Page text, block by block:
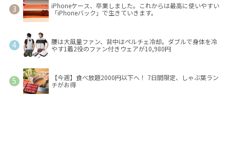
iPhoneケース、卒業しました。これからは最高に使いやすい
「iPhoneバック」で生きていきます。
腰は大風量ファン、背中はペルチェ冷却。ダブルで身体を冷
やす1着2役のファン付きウェアが10,980円
【今週】食べ放題2000円以下へ！ 7日間限定、しゃぶ葉ラン
チがお得